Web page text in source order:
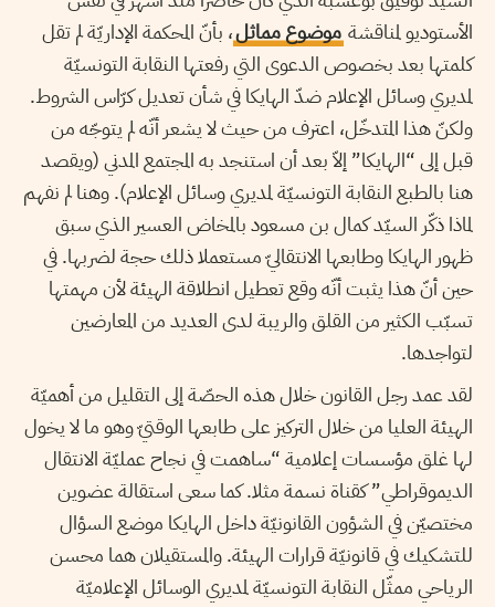
الأستوديو لمناقشة موضوع مماثل، بأنّ المحكمة الإداريّة لم تقل
كلمتها بعد بخصوص الدعوى التي رفعتها النقابة التونسيّة
لمديري وسائل الإعلام ضدّ الهايكا في شأن تعديل كرّاس الشروط.
ولكنّ هذا المتدخّل، اعترف من حيث لا يشعر أنّه لم يتوجّه من
قبل إلى “الهايكا” إلاّ بعد أن استنجد به المجتمع المدني (ويقصد
هنا بالطبع النقابة التونسيّة لمديري وسائل الإعلام). وهنا لم نفهم
لماذا ذكّر السيّد كمال بن مسعود بالمخاض العسير الذي سبق
ظهور الهايكا وطابعها الانتقاليّ مستعملا ذلك حجة لضربها. في
حين أنّ هذا يثبت أنّه وقع تعطيل انطلاقة الهيئة لأن مهمتها
تسبّب الكثير من القلق والريبة لدى العديد من المعارضين
لتواجدها.
لقد عمد رجل القانون خلال هذه الحصّة إلى التقليل من أهميّة
الهيئة العليا من خلال التركيز على طابعها الوقتيّ وهو ما لا يخول
لها غلق مؤسسات إعلامية “ساهمت في نجاح عمليّة الانتقال
الديموقراطي” كقناة نسمة مثلا. كما سعى استقالة عضوين
مختصيّن في الشؤون القانونيّة داخل الهايكا موضع السؤال
للتشكيك في قانونيّة قرارات الهيئة. والمستقيلان هما محسن
الرياحي ممثّل النقابة التونسيّة لمديري الوسائل الإعلاميّة